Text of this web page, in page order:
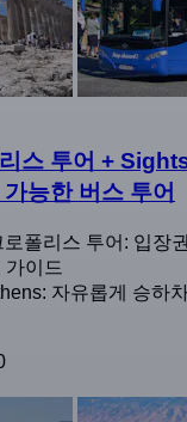
스 투어 +
능한 버스 투어
폴리스 투어: 입장
가이드
자유롭게 승하